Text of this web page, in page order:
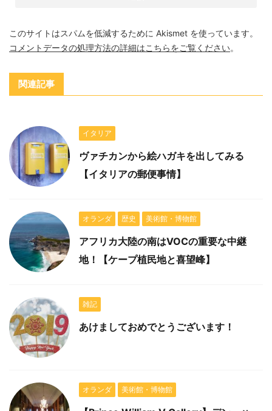
このサイトはスパムを低減するために Akismet を使っています。
コメントデータの処理方法の詳細はこちらをご覧ください。
関連記事
イタリア
ヴァチカンから絵ハガキを出してみる
【イタリアの郵便事情】
オランダ 歴史 美術館・博物館
アフリカ大陸の南はVOCの重要な中継
地！【ケープ植民地と喜望峰】
雑記
あけましておめでとうございます！
オランダ 美術館・博物館